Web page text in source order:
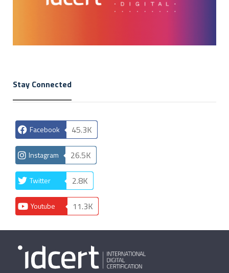
Stay Connected
Facebook 45.3K
Instagram 26.5K
Twitter 2.8K
Youtube 11.3K